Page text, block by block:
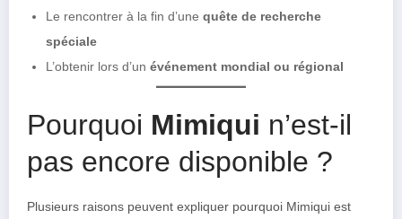
Le rencontrer à la fin d’une quête de recherche
spéciale
L’obtenir lors d’un événement mondial ou régional
Pourquoi Mimiqui n’est-il
pas encore disponible ?
Plusieurs raisons peuvent expliquer pourquoi Mimiqui est